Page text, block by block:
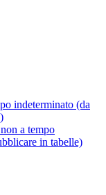
indeterminato (da
a tempo
in tabelle)